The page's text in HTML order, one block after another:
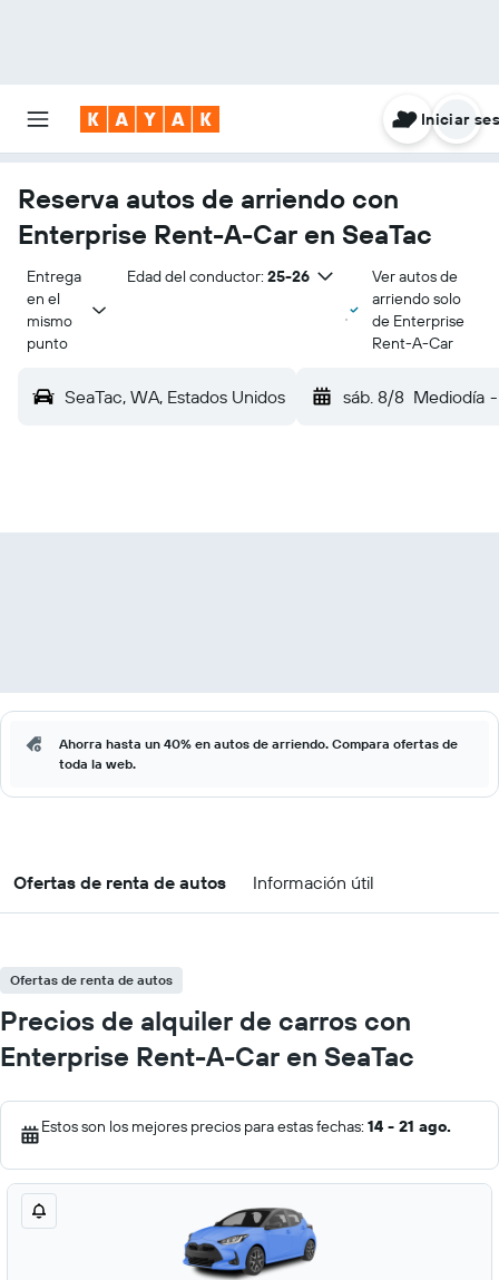
Iniciar
Reserva autos de arriendo con
Enterprise Rent-A-Car en SeaTac
Entrega
en el
mismo
punto
Edad del conductor: 25-26
Ver autos de
arriendo solo
de Enterprise
Rent-A-Car
SeaTac, WA, Estados Unidos sáb. 8/8 Mediodía -
Ahorra hasta un 40% en autos de arriendo. Compara ofertas de
toda la web.
Ofertas de renta de autos Información útil
Ofertas de renta de autos
Precios de alquiler de carros con
Enterprise Rent-A-Car en SeaTac
Estos son los mejores precios para estas fechas: 14 - 21 ago.